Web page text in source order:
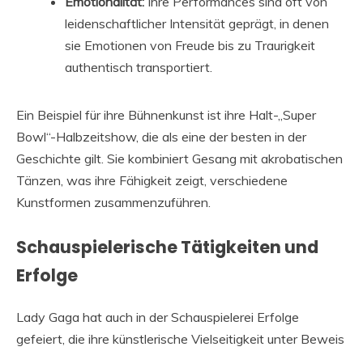
leidenschaftlicher Intensität geprägt, in denen
sie Emotionen von Freude bis zu Traurigkeit
authentisch transportiert.
Ein Beispiel für ihre Bühnenkunst ist ihre Halt-„Super
Bowl“-Halbzeitshow, die als eine der besten in der
Geschichte gilt. Sie kombiniert Gesang mit akrobatischen
Tänzen, was ihre Fähigkeit zeigt, verschiedene
Kunstformen zusammenzuführen.
Schauspielerische Tätigkeiten und
Erfolge
Lady Gaga hat auch in der Schauspielerei Erfolge
gefeiert, die ihre künstlerische Vielseitigkeit unter Beweis